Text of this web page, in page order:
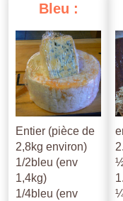
Bleu :
Entier (pièce de
2,8kg environ)
1/2bleu (env
1,4kg)
1/4bleu (env